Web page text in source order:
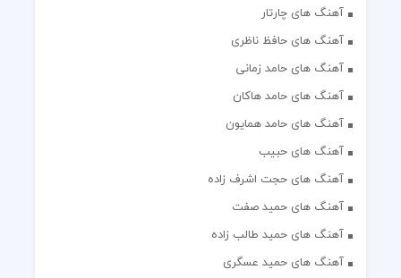
آهنگ های چارتار
آهنگ های حافظ ناظری
آهنگ های حامد زمانی
آهنگ های حامد هاکان
آهنگ های حامد همایون
آهنگ های حبیب
آهنگ های حجت اشرف زاده
آهنگ های حمید صفت
آهنگ های حمید طالب زاده
آهنگ های حمید عسگری